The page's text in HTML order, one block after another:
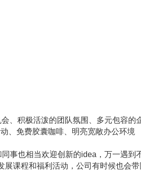
、积极活泼的团队氛围、多元包容的
、免费胶囊咖啡、明亮宽敞办公环境
事也相当欢迎创新的idea，万一遇到
课程和福利活动，公司有时候也会带